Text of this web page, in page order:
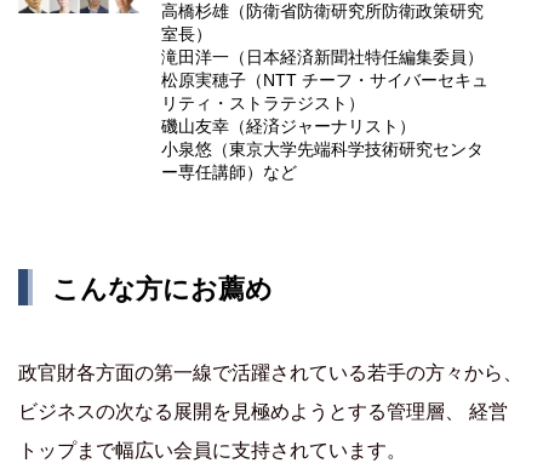
高橋杉雄（防衛省防衛研究所防衛政策研究
室長）
滝田洋一（日本経済新聞社特任編集委員）
松原実穂子（NTT チーフ・サイバーセキュ
リティ・ストラテジスト）
磯山友幸（経済ジャーナリスト）
小泉悠（東京大学先端科学技術研究センタ
ー専任講師）など
こんな方にお薦め
政官財各方面の第一線で活躍されている若手の方々から、
ビジネスの次なる展開を見極めようとする管理層、 経営
トップまで幅広い会員に支持されています。